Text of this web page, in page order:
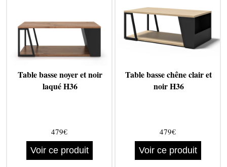
Table basse noyer et noir
laqué H36
479€
Voir ce produit
Table basse chêne clair et
noir H36
479€
Voir ce produit